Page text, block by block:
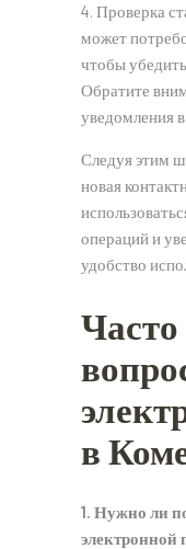
Проверка
может
чтобы
Обратите
уведомления
Следуя этим
новая
операций и
удобство
в
1. Нужно ли
электронной